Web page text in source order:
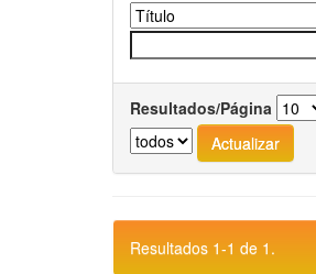
Resultados/Página
Resultados 1-1 de 1.